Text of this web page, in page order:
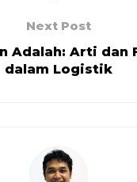
Next Post
Adalah: Arti dan
dalam Logistik